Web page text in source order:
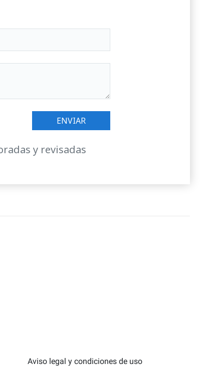
y revisadas
Aviso legal y condiciones de uso